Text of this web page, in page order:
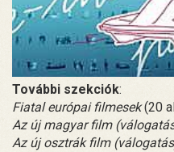
További szekciók:
Fiatal európai filmesek(20
Az új magyar film
Az új osztrák film